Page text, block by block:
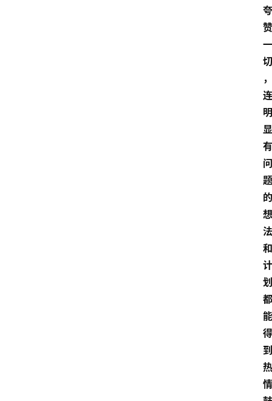
夸
赞
一
切
，
连
明
显
有
问
题
的
想
法
和
计
划
都
能
得
到
热
情